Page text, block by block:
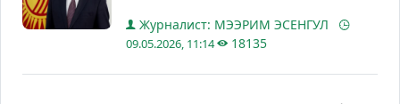
Журналист: МЭЭРИМ ЭСЕНГУЛ
09.05.2026, 11:14 18135